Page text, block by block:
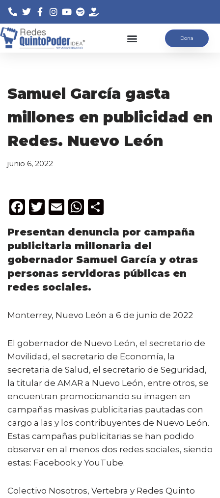
Saltar
al
Dona
Samuel García gasta
millones en publicidad en
Redes. Nuevo León
junio 6, 2022
F
c
e
b
o
k
T
it
te
r
E
ai
l
W
a
ts
A
p
o
m
p
ar
Presentan denuncia por campaña
publicitaria millonaria del
gobernador Samuel García y otras
personas servidoras públicas en
redes sociales.
Monterrey, Nuevo León a 6 de junio de 2022
El gobernador de Nuevo León, el secretario de
Movilidad, el secretario de Economía, la
secretaria de Salud, el secretario de Seguridad,
la titular de AMAR a Nuevo León, entre otros, se
encuentran promocionando su imagen en
campañas masivas publicitarias pautadas con
cargo a las y los contribuyentes de Nuevo León.
Estas campañas publicitarias se han podido
observar en al menos dos redes sociales, siendo
estas: Facebook y YouTube.
Colectivo Nosotros, Vertebra y Redes Quinto